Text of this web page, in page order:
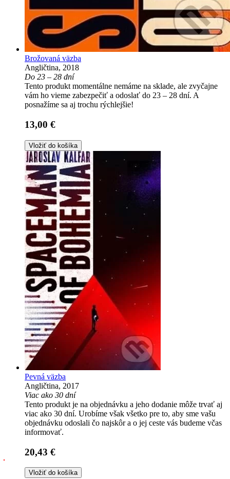
Brožovaná väzba
Angličtina, 2018
Do 23 – 28 dní
Tento produkt momentálne nemáme na sklade, ale zvyčajne
vám ho vieme zabezpečiť a odoslať do 23 – 28 dní. A
posnažíme sa aj trochu rýchlejšie!
13,00 €
Vložiť do košíka
Pevná väzba
Angličtina, 2017
Viac ako 30 dní
Tento produkt je na objednávku a jeho dodanie môže trvať aj
viac ako 30 dní. Urobíme však všetko pre to, aby sme vašu
objednávku odoslali čo najskôr a o jej ceste vás budeme včas
informovať.
20,43 €
Vložiť do košíka